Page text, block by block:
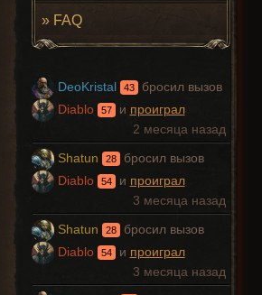
» FAQ
DeoKristal 43 бросил вызов
Diablo
57 и проиграл
2 месяца назад
Shatun 28 бросил вызов
Diablo
54 и проиграл
3 месяца назад
Shatun 28 бросил вызов
Diablo
54 и проиграл
3 месяца назад